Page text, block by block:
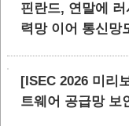
핀란드, 연말에
력망 이어 통신망
[ISEC 2026 미리
트웨어 공급망 보